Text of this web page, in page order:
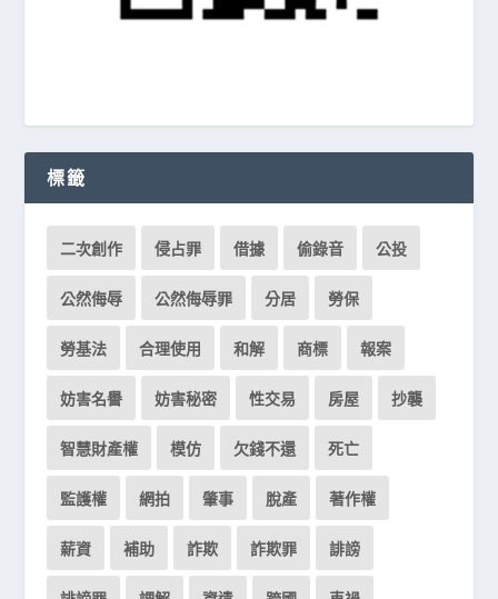
標籤
二次創作 侵占罪 借據 偷錄音 公投
公然侮辱 公然侮辱罪 分居 勞保
勞基法 合理使用 和解 商標 報案
妨害名譽 妨害秘密 性交易 房屋 抄襲
智慧財產權 模仿 欠錢不還 死亡
監護權 網拍 肇事 脫產 著作權
薪資 補助 詐欺 詐欺罪 誹謗